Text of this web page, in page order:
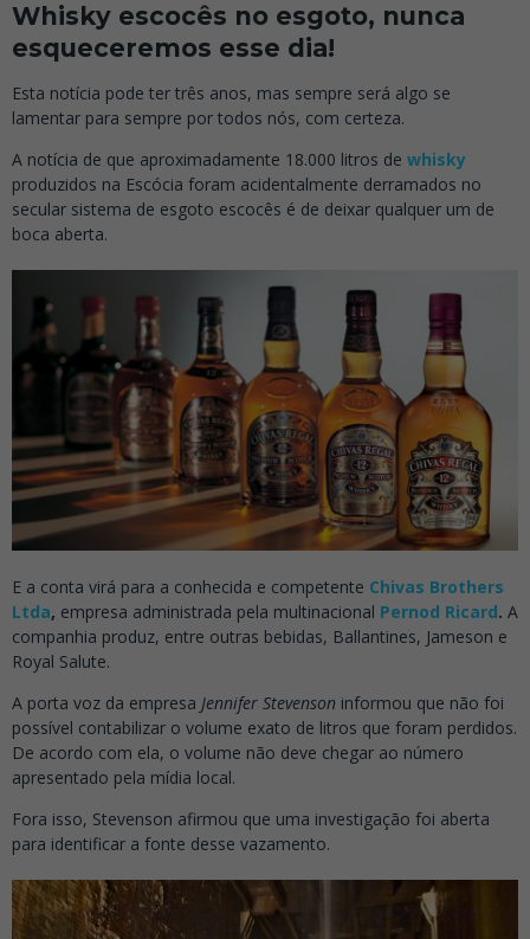
Whisky escocês no esgoto, nunca
esqueceremos esse dia!
Esta notícia pode ter três anos, mas sempre será algo se
lamentar para sempre por todos nós, com certeza.
A notícia de que aproximadamente 18.000 litros de whisky
produzidos na Escócia foram acidentalmente derramados no
secular sistema de esgoto escocês é de deixar qualquer um de
boca aberta.
E a conta virá para a conhecida e competente Chivas Brothers
Ltda, empresa administrada pela multinacional Pernod Ricard. A
companhia produz, entre outras bebidas, Ballantines, Jameson e
Royal Salute.
A porta voz da empresa Jennifer Stevenson informou que não foi
possível contabilizar o volume exato de litros que foram perdidos.
De acordo com ela, o volume não deve chegar ao número
apresentado pela mídia local.
Fora isso, Stevenson afirmou que uma investigação foi aberta
para identificar a fonte desse vazamento.